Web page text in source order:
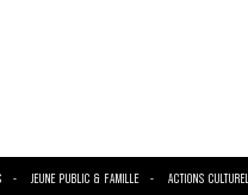
JEUNE PUBLIC & FAMILLE ACTIONS